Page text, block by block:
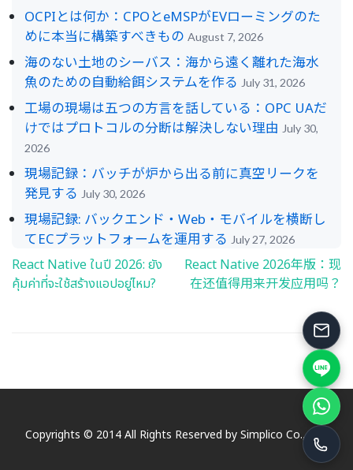
OCPIとは何か：CPOとeMSPがEVローミングのた
めに本当に構築すべきもの August 7, 2026
海のない土地のシーバス：海から遠く離れた海水
魚のための自動給餌システムを作る July 31, 2026
工場の現場は五つの方言を話している：OPC UAだ
けではプロトコルの分断は解決しない理由 July 30,
2026
現場記録：バッチが炉から出る前に真空リークを
発見する July 30, 2026
現場記録: バックエンド・Web・モバイルを横断し
てECプラットフォームを運用する July 27, 2026
Post
React Native ในปี 2026: ยัง
คุ้มค่าที่จะใช้สร้างแอปอยู่ไหม?
React Native 2026年版：现
在还值得用来开发应用吗？
Copyrights © 2014 All Rights Reserved by Simplico Co., Ltd.